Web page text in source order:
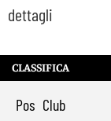
dettagli
CLASSIFICA
Pos Club